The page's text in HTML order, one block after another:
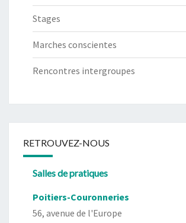
Stages
Marches conscientes
Rencontres intergroupes
RETROUVEZ-NOUS
Salles de pratiques
Poitiers-Couronneries
56, avenue de l'Europe